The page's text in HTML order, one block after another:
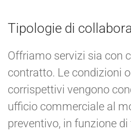
Tipologie di
Offriamo servizi sia con
contratto. Le condizioni
corrispettivi vengono
ufficio commerciale al
preventivo, in funzione